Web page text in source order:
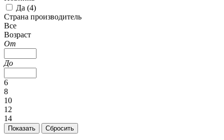
Да (4)
Страна производитель
Все
Возраст
От
До
6
8
10
12
14